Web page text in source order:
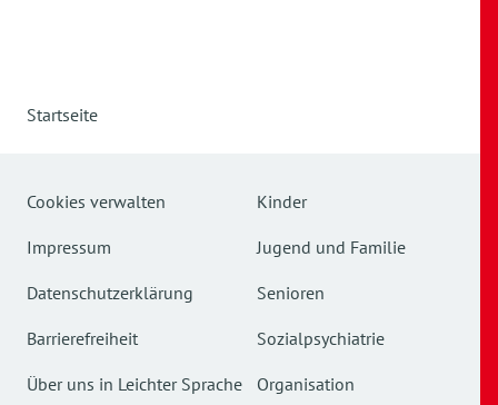
Startseite
Cookies verwalten
Impressum
Datenschutzerklärung
Barrierefreiheit
Über uns in Leichter Sprache
Kinder
Jugend und Familie
Senioren
Sozialpsychiatrie
Organisation